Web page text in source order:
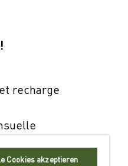
recharge
Cookies akzeptieren